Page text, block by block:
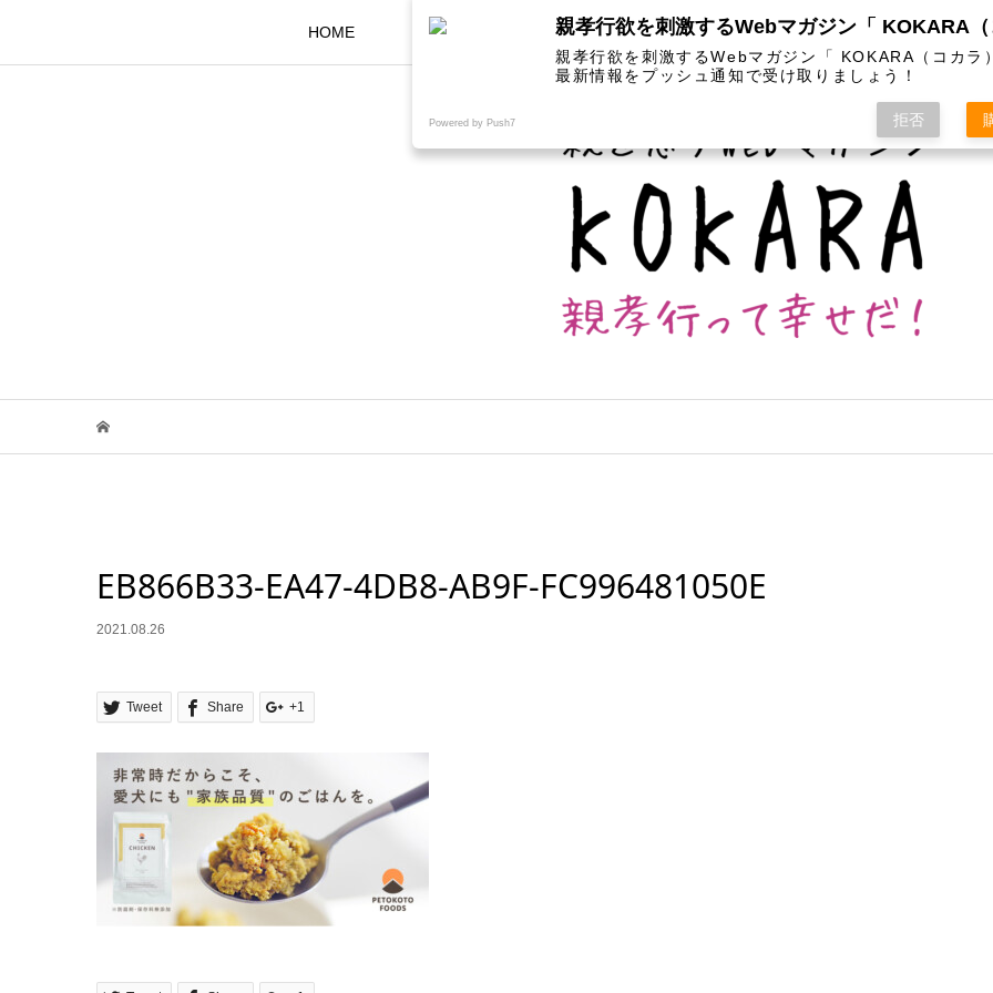
HOME KOKARAとは カテゴリー インスタグラム お問い合わせ
EB866B33-EA47-4DB8-AB9F-FC996481050E
2021.08.26
Tweet Share +1
親孝行欲を刺激するWebマガジン「 KOKARA（コカラ
最新情報をプッシュ通知で受け取りましょう！
Powered by Push7 拒否